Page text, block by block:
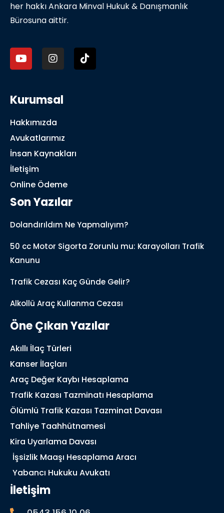
her hakkı Ankara Minval Hukuk & Danışmanlık
Bürosuna aittir.
Kurumsal
Hakkımızda
Avukatlarımız
İnsan Kaynakları
İletişim
Online Ödeme
Son Yazılar
Dolandırıldım Ne Yapmalıyım?
50 cc Motor Sigorta Zorunlu mu: Karayolları Trafik
Kanunu
Trafik Cezası Kaç Günde Gelir?
Alkollü Araç Kullanma Cezası
Öne Çıkan Yazılar
Akıllı İlaç Türleri
Kanser İlaçları
Araç Değer Kaybı Hesaplama
Trafik Kazası Tazminatı Hesaplama
Ölümlü Trafik Kazası Tazminat Davası
Tahliye Taahhütnamesi
Kira Uyarlama Davası
İşsizlik Maaşı Hesaplama Aracı
Yabancı Hukuku Avukatı
İletişim